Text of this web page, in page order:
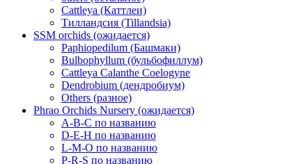
Cattleya (Каттлеи)
Тилландсия (Tillandsia)
SSM orchids (ожидается)
Paphiopedilum (Башмаки)
Bulbophyllum (бульбофиллум)
Cattleya Calanthe Coelogyne
Dendrobium (дендробиум)
Others (разное)
Phrao Orchids Nursery (ожидается)
A-B-C по названию
D-E-H по названию
L-M-O по названию
P-R-S по названию